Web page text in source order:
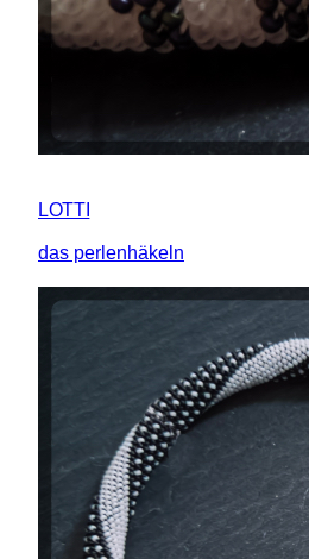
LOTTI
das perlenhäkeln